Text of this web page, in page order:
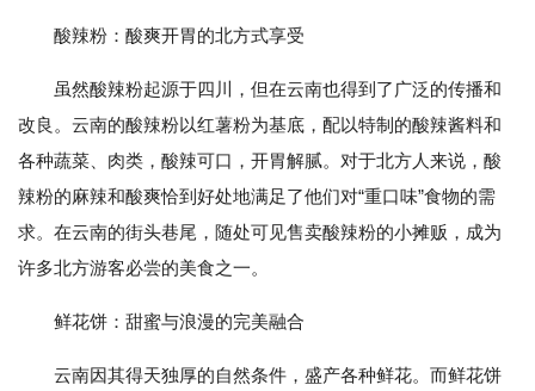
酸辣粉：酸爽开胃的北方式享受
虽然酸辣粉起源于四川，但在云南也得到了广泛的传播和
改良。云南的酸辣粉以红薯粉为基底，配以特制的酸辣酱料和
各种蔬菜、肉类，酸辣可口，开胃解腻。对于北方人来说，酸
辣粉的麻辣和酸爽恰到好处地满足了他们对“重口味”食物的需
求。在云南的街头巷尾，随处可见售卖酸辣粉的小摊贩，成为
许多北方游客必尝的美食之一。
鲜花饼：甜蜜与浪漫的完美融合
云南因其得天独厚的自然条件，盛产各种鲜花。而鲜花饼